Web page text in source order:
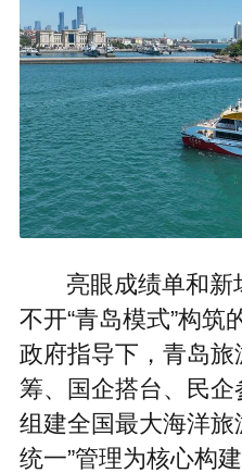
亮眼成绩单和新
不开“青岛模式”构筑
政府指导下，青岛旅
筹、国企搭台、民企
组建全国最大海洋旅
统一”管理为核心构